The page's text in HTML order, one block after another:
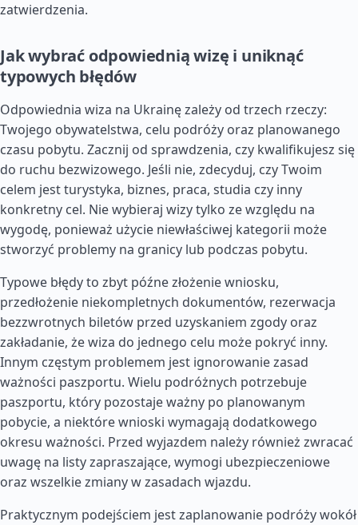
zatwierdzenia.
Jak wybrać odpowiednią wizę i uniknąć
typowych błędów
Odpowiednia wiza na Ukrainę zależy od trzech rzeczy:
Twojego obywatelstwa, celu podróży oraz planowanego
czasu pobytu. Zacznij od sprawdzenia, czy kwalifikujesz się
do ruchu bezwizowego. Jeśli nie, zdecyduj, czy Twoim
celem jest turystyka, biznes, praca, studia czy inny
konkretny cel. Nie wybieraj wizy tylko ze względu na
wygodę, ponieważ użycie niewłaściwej kategorii może
stworzyć problemy na granicy lub podczas pobytu.
Typowe błędy to zbyt późne złożenie wniosku,
przedłożenie niekompletnych dokumentów, rezerwacja
bezzwrotnych biletów przed uzyskaniem zgody oraz
zakładanie, że wiza do jednego celu może pokryć inny.
Innym częstym problemem jest ignorowanie zasad
ważności paszportu. Wielu podróżnych potrzebuje
paszportu, który pozostaje ważny po planowanym
pobycie, a niektóre wnioski wymagają dodatkowego
okresu ważności. Przed wyjazdem należy również zwracać
uwagę na listy zapraszające, wymogi ubezpieczeniowe
oraz wszelkie zmiany w zasadach wjazdu.
Praktycznym podejściem jest zaplanowanie podróży wokół